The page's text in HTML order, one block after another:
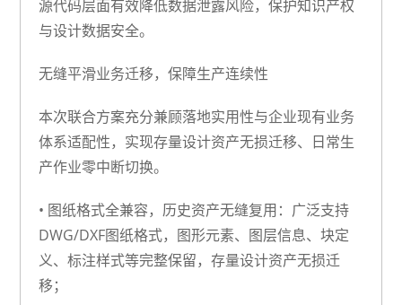
源代码层面有效降低数据泄露风险，保护知识产权
与设计数据安全。
无缝平滑业务迁移，保障生产连续性
本次联合方案充分兼顾落地实用性与企业现有业务
体系适配性，实现存量设计资产无损迁移、日常生
产作业零中断切换。
• 图纸格式全兼容，历史资产无缝复用：广泛支持
DWG/DXF图纸格式，图形元素、图层信息、块定
义、标注样式等完整保留，存量设计资产无损迁
移；